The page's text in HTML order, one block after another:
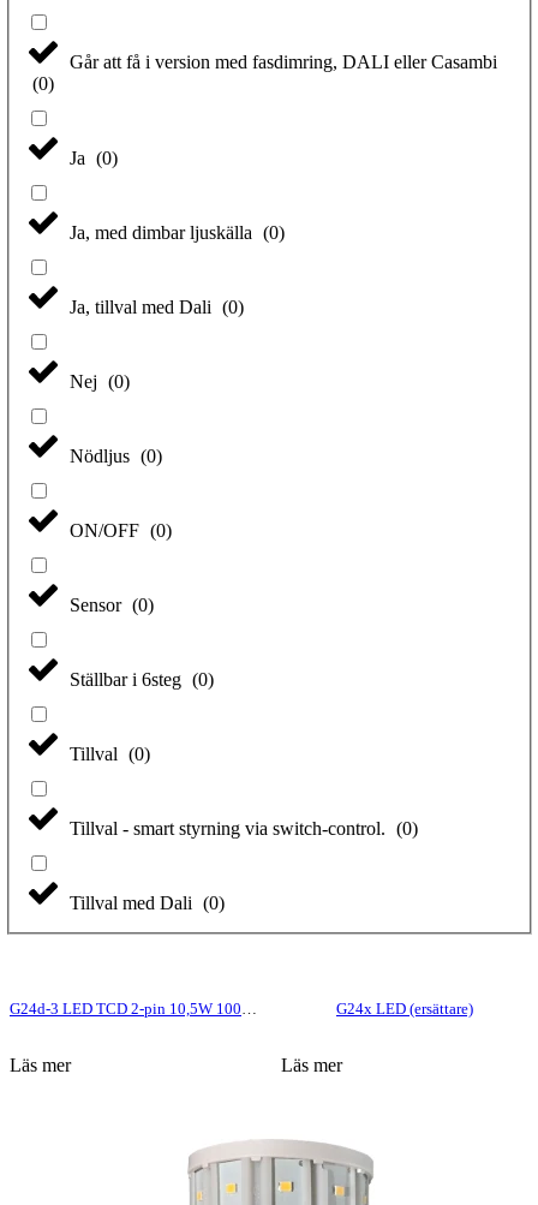
Går att få i version med fasdimring, DALI eller Casambi
(0)
Ja (0)
Ja, med dimbar ljuskälla (0)
Ja, tillval med Dali (0)
Nej (0)
Nödljus (0)
ON/OFF (0)
Sensor (0)
Ställbar i 6steg (0)
Tillval (0)
Tillval - smart styrning via switch-control. (0)
Tillval med Dali (0)
Läs mer
G24x LED (ersättare)
Läs mer